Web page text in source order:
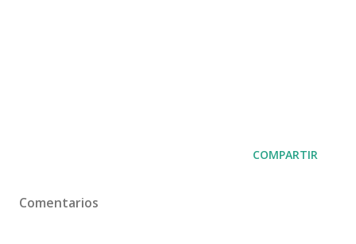
COMPARTIR
Comentarios